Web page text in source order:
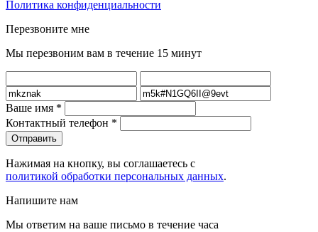
Политика конфиденциальности
Перезвоните мне
Мы перезвоним вам в течение 15 минут
Ваше имя *
Контактный телефон *
Нажимая на кнопку, вы соглашаетесь с
политикой обработки персональных данных.
Напишите нам
Мы ответим на ваше письмо в течение часа